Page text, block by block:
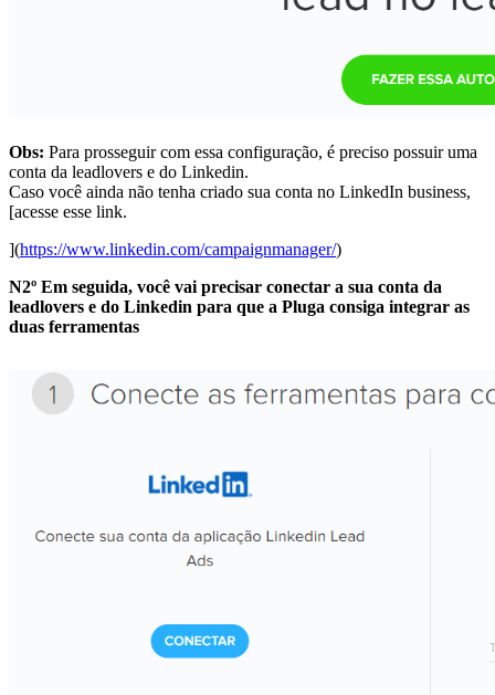
Obs: Para prosseguir com essa configuração, é preciso possuir uma
conta da leadlovers e do Linkedin.
Caso você ainda não tenha criado sua conta no LinkedIn business,
[acesse esse link.
](https://www.linkedin.com/campaignmanager/)
N2º Em seguida, você vai precisar conectar a sua conta da
leadlovers e do Linkedin para que a Pluga consiga integrar as
duas ferramentas